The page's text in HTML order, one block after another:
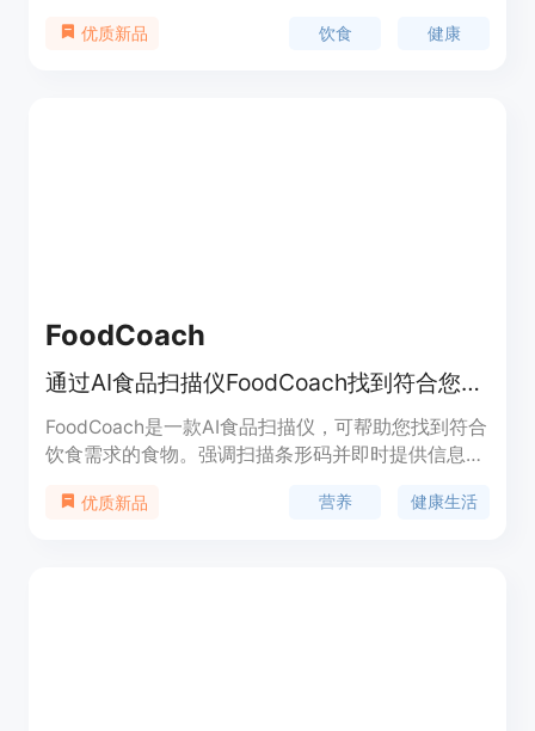
月的总计和统计数据。此外，它还可以估算茶、咖啡
优质新品 饮食 健康
FoodCoach
通过AI食品扫描仪FoodCoach找到符合您饮食需求的食物，提供即时洞察，让您更自信轻松地进餐。
FoodCoach是一款AI食品扫描仪，可帮助您找到符合
饮食需求的食物。强调扫描条形码并即时提供信息，
优质新品 营养 健康生活